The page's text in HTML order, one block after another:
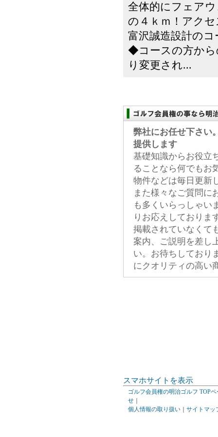
全体的にフェア
の４ｋｍ！アク
富沢誠造設計の
◆コースの方から
り変更され...
弊社にお任せ下さい
提供します
基礎知識からお役立
ることなら何でもお
物件などは毎日更新
また様々なご質問に
も多くいらっしゃい
りお応えしておりま
掲載されていなくて
案内、ご説明を差し
い。お待ちしており
にクオリティの高い
スマホサイトを表示
ゴルフ会員権の明治ゴルフ TOPペ
せ
個人情報の取り扱い
サイトマッ